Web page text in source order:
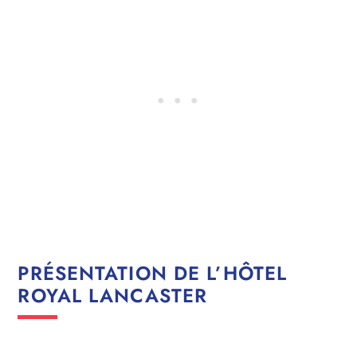
PRÉSENTATION DE L’HÔTEL
ROYAL LANCASTER